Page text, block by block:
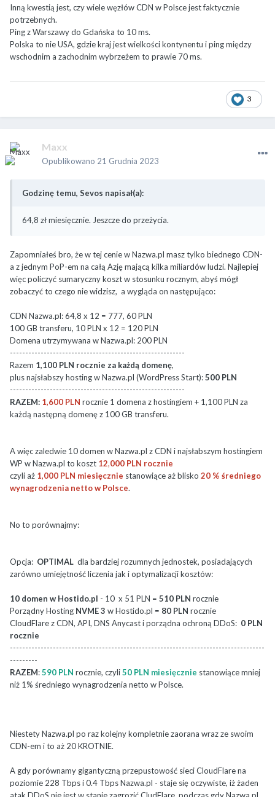
Inną kwestią jest, czy wiele węzłów CDN w Polsce jest faktycznie
potrzebnych.
Ping z Warszawy do Gdańska to 10 ms.
Polska to nie USA, gdzie kraj jest wielkości kontynentu i ping między
wschodnim a zachodnim wybrzeżem to prawie 70 ms.
3
Maxx
Opublikowano 21 Grudnia 2023
Godzinę temu, Sevos napisał(a):
64,8 zł miesięcznie. Jeszcze do przeżycia.
Zapomniałeś bro, że w tej cenie w Nazwa.pl masz tylko biednego CDN-
a z jednym PoP-em na całą Azję mającą kilka miliardów ludzi. Najlepiej
więc policzyć sumaryczny koszt w stosunku rocznym, abyś mógł
zobaczyć to czego nie widzisz, a wygląda on następująco:
CDN Nazwa.pl: 64,8 x 12 = 777, 60 PLN
100 GB transferu, 10 PLN x 12 = 120 PLN
Domena utrzymywana w Nazwa.pl: 200 PLN
---------------------------------------------------------
Razem 1,100 PLN rocznie za każdą domenę,
plus najsłabszy hosting w Nazwa.pl (WordPress Start):500 PLN
---------------------------------------------------------
RAZEM: 1,600 PLN rocznie 1 domena z hostingiem + 1,100 PLN za
każdą następną domenę z 100 GB transferu.
A więc zaledwie 10 domen w Nazwa.pl z CDN i najsłabszym hostingiem
WP w Nazwa.pl to koszt 12,000 PLN rocznie
czyli aż 1,000 PLN miesięcznie stanowiące aż blisko 20 % średniego
wynagrodzenia netto w Polsce.
No to porównajmy:
Opcja: OPTIMAL dla bardziej rozumnych jednostek, posiadających
zarówno umiejętność liczenia jak i optymalizacji kosztów:
10 domen w Hostido.pl - 10 x 51 PLN = 510 PLN rocznie
Porządny Hosting NVME 3 w Hostido.pl = 80 PLN rocznie
CloudFlare z CDN, API, DNS Anycast i porządna ochroną DDoS: 0 PLN
rocznie
-----------------------------------------------------------------------------------
---------
RAZEM:590 PLN rocznie, czyli50 PLN miesięcznie stanowiące mniej
niż 1% średniego wynagrodzenia netto w Polsce.
Niestety Nazwa.pl po raz kolejny kompletnie zaorana wraz ze swoim
CDN-em i to aż 20 KROTNIE.
A gdy porównamy gigantyczną przepustowość sieci CloudFlare na
poziomie 228 Tbps i 0.4 Tbps Nazwa.pl - staje się oczywiste, iż żaden
atak DDoS nie jest w stanie zagrozić CludFlare, podczas gdy Nazwa.pl